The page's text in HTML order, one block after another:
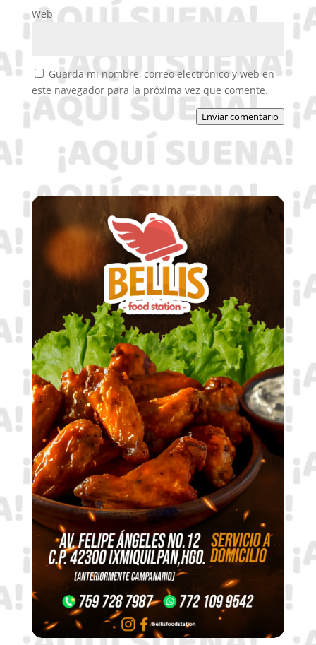
Web
Guarda mi nombre, correo electrónico y web en
este navegador para la próxima vez que comente.
Enviar comentario